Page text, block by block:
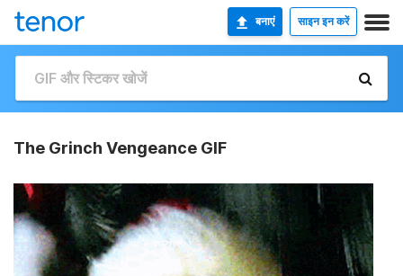
बनाएं साइन इन करें
The Grinch Vengeance GIF